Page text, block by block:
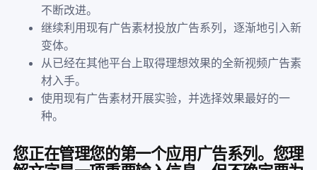
不断改进。
继续利用现有广告素材投放广告系列，逐渐地引入新
变体。
从已经在其他平台上取得理想效果的全新视频广告素
材入手。
使用现有广告素材开展实验，并选择效果最好的一
种。
您正在管理您的第一个应用广告系列。您理